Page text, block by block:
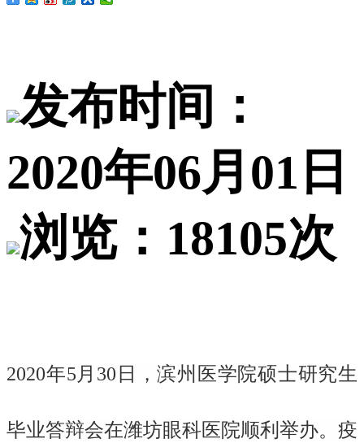
发布时间：
2020年06月01日
浏览：18105次
2020年5月30日，滨州医学院硕士研究生
毕业答辩会在潍坊眼科医院顺利举办。疫